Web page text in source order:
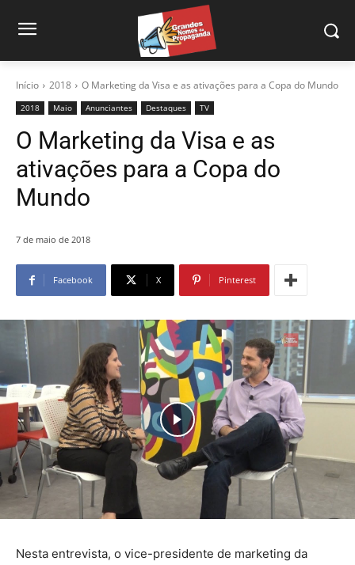
Início 2018 O Marketing da Visa e as ativações para a Copa do Mundo
2018 Maio Anunciantes Destaques TV
O Marketing da Visa e as
ativações para a Copa do
Mundo
7 de maio de 2018
Facebook X Pinterest
Nesta entrevista, o vice-presidente de marketing da